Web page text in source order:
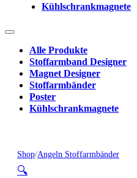
Kühlschrankmagnete
Alle Produkte
Stoffarmband Designer
Magnet Designer
Stoffarmbänder
Poster
Kühlschrankmagnete
Shop/Angeln Stoffarmbänder
🔍